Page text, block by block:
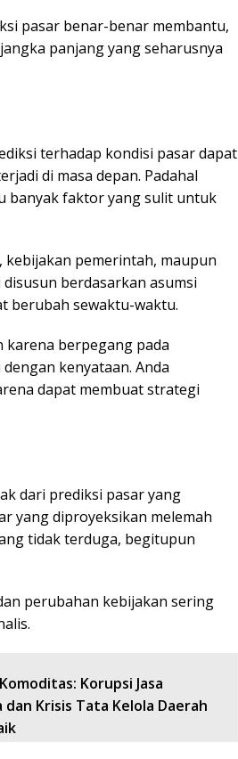
pasar benar-benar membantu,
panjang yang seharusnya
terhadap kondisi pasar dapat
di masa depan. Padahal
banyak faktor yang sulit untuk
pemerintah, maupun
berdasarkan asumsi
berubah sewaktu-waktu.
karena berpegang pada
kenyataan. Anda
dapat membuat strategi
dari prediksi pasar yang
yang diproyeksikan melemah
tidak terduga, begitupun
perubahan kebijakan sering
Korupsi Jasa
Krisis Tata Kelola Daerah